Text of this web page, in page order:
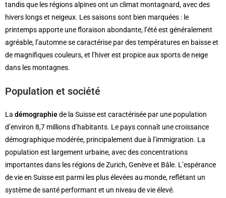
tandis que les régions alpines ont un climat montagnard, avec des
hivers longs et neigeux. Les saisons sont bien marquées : le
printemps apporte une floraison abondante, l’été est généralement
agréable, l’automne se caractérise par des températures en baisse et
de magnifiques couleurs, et l’hiver est propice aux sports de neige
dans les montagnes.
Population et société
La démographiede la Suisse est caractérisée par une population
d’environ 8,7 millions d’habitants. Le pays connaît une croissance
démographique modérée, principalement due à l’immigration. La
population est largement urbaine, avec des concentrations
importantes dans les régions de Zurich, Genève et Bâle. L’espérance
de vie en Suisse est parmi les plus élevées au monde, reflétant un
système de santé performant et un niveau de vie élevé.